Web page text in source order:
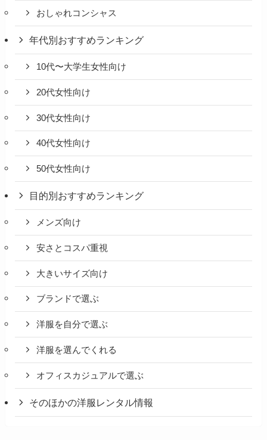
おしゃれコンシャス
年代別おすすめランキング
10代〜大学生女性向け
20代女性向け
30代女性向け
40代女性向け
50代女性向け
目的別おすすめランキング
メンズ向け
安さとコスパ重視
大きいサイズ向け
ブランドで選ぶ
洋服を自分で選ぶ
洋服を選んでくれる
オフィスカジュアルで選ぶ
そのほかの洋服レンタル情報